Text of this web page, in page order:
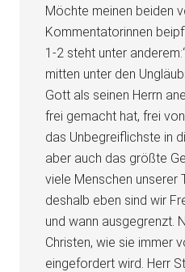
Möchte meinen beiden
Kommentatorinnen
1-2 steht unter
mitten unter den
Gott als seinen Herrn
frei gemacht hat, frei
das Unbegreiflichste in
aber auch das größte
viele Menschen unserer
deshalb eben sind wir
und wann ausgegrenzt.
Christen, wie sie immer
eingefordert wird. Herr